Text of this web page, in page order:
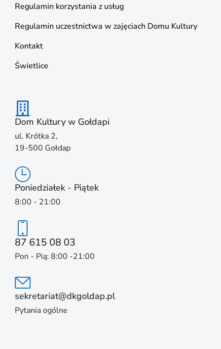
Regulamin korzystania z usług
Regulamin uczestnictwa w zajęciach Domu Kultury
Kontakt
Świetlice
Dom Kultury w Gołdapi
ul. Krótka 2,
19-500 Gołdap
Poniedziałek - Piątek
8:00 - 21:00
87 615 08 03
Pon - Pią: 8:00 -21:00
sekretariat@dkgoldap.pl
Pytania ogólne